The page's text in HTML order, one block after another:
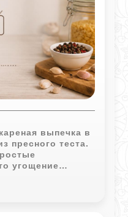
выпечка в
пресного теста.
угощение
горячему чаю.